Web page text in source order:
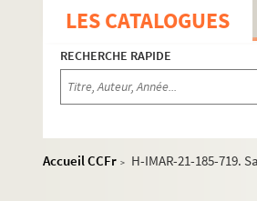
LES CATALOGUES
RECHERCHE RAPIDE
Accueil CCFr >
H-IMAR-21-185-719.
H-IMAR-21-181-694.
H-IMAR-21-181-695.
H-IMAR-21-181-696.
H-IMAR-21-181-697.